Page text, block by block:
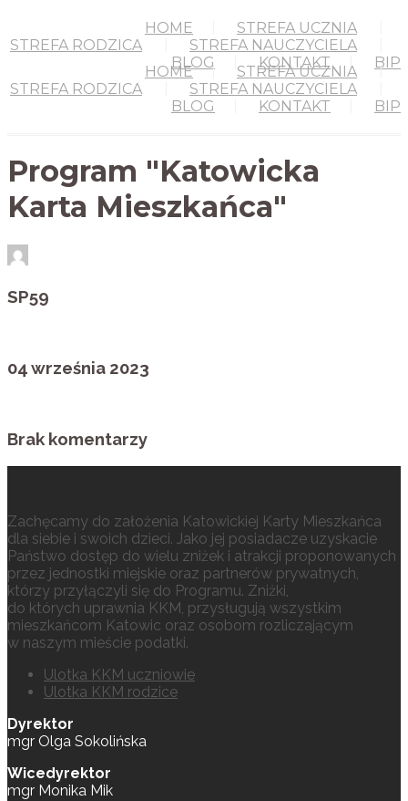
HOME
STREFA UCZNIA
STREFA RODZICA
STREFA NAUCZYCIELA
BLOG
KONTAKT BIP
HOME
STREFA UCZNIA
STREFA RODZICA
STREFA NAUCZYCIELA
BLOG
KONTAKT BIP
Program "Katowicka
Karta Mieszkańca"
SP59
04 września 2023
Brak komentarzy
Zachęcamy do założenia Katowickiej Karty Mieszkańca
dla siebie i swoich dzieci. Jako jej posiadacze uzyskacie
Państwo dostęp do wielu zniżek i atrakcji proponowanych
przez jednostki miejskie oraz partnerów prywatnych,
którzy przyłączyli się do Programu. Zniżki,
do których uprawnia KKM, przysługują wszystkim
mieszkańcom Katowic oraz osobom rozliczającym
w naszym mieście podatki.
Ulotka KKM uczniowie
Ulotka KKM rodzice
Dyrektor
mgr Olga Sokolińska
Wicedyrektor
mgr Monika Mik